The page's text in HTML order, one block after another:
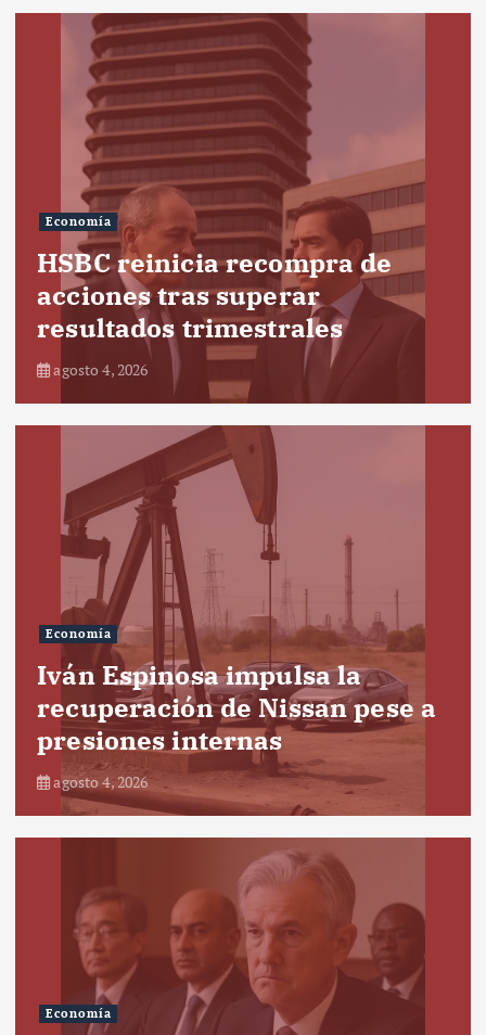
Economía
HSBC reinicia recompra de
acciones tras superar
resultados trimestrales
agosto 4, 2026
Economía
Iván Espinosa impulsa la
recuperación de Nissan pese a
presiones internas
agosto 4, 2026
Economía